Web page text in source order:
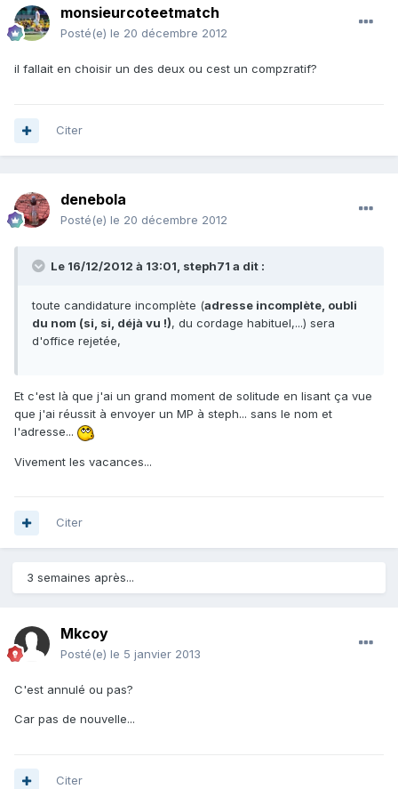
monsieurcoteetmatch
Posté(e) le 20 décembre 2012
il fallait en choisir un des deux ou cest un compzratif?
Citer
denebola
Posté(e) le 20 décembre 2012
Le 16/12/2012 à 13:01, steph71 a dit :
toute candidature incomplète (adresse incomplète, oubli
du nom (si, si, déjà vu !), du cordage habituel,...) sera
d'office rejetée,
Et c'est là que j'ai un grand moment de solitude en lisant ça vue
que j'ai réussit à envoyer un MP à steph... sans le nom et
l'adresse...
Vivement les vacances...
Citer
3 semaines après...
Mkcoy
Posté(e) le 5 janvier 2013
C'est annulé ou pas?
Car pas de nouvelle...
Citer